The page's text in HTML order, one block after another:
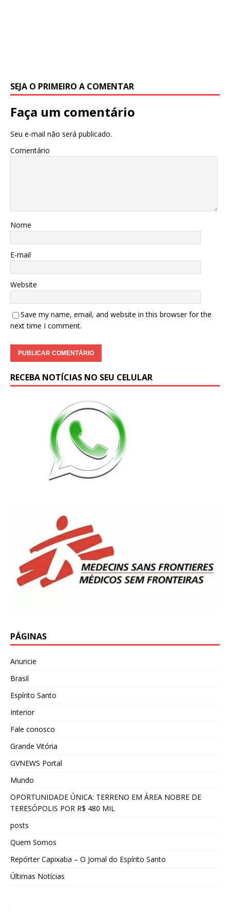
SEJA O PRIMEIRO A COMENTAR
Faça um comentário
Seu e-mail não será publicado.
Comentário
Nome
E-mail
Website
Save my name, email, and website in this browser for the
next time I comment.
RECEBA NOTÍCIAS NO SEU CELULAR
PÁGINAS
Anuncie
Brasil
Espírito Santo
Interior
Fale conosco
Grande Vitória
GVNEWS Portal
Mundo
OPORTUNIDADE ÚNICA: TERRENO EM ÁREA NOBRE DE
TERESÓPOLIS POR R$ 480 MIL
posts
Quem Somos
Repórter Capixaba – O Jornal do Espírito Santo
Últimas Notícias